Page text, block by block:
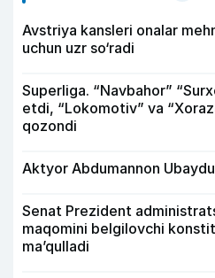
Avstriya kansleri onalar
uchun uzr so‘radi
Superliga. “Navbahor”
etdi, “Lokomotiv” va
qozondi
Aktyor Abdu­mannon
Senat Prezident
maqomini belgilovchi
ma’qulladi